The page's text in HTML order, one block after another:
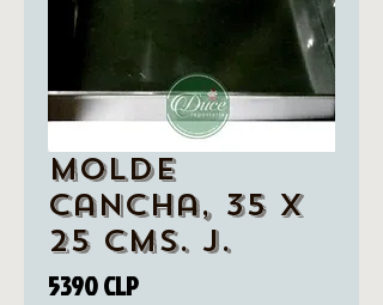
Molde
Cancha, 35 x
25 cms. J.
5390 CLPPrecio